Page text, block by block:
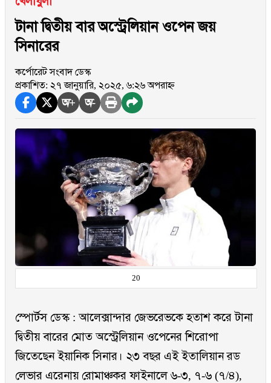
টানা দ্বিতীয় বার অস্ট্রেলিয়ান ওপেন জয়
সিনারের
কর্পোরেট সংবাদ ডেস্ক
প্রকাশিত: ২৭ জানুয়ারি, ২০২৫, ৬:২৬ অপরাহ্ন
অ+ অ-
20
স্পোর্টস ডেস্ক : আলেক্সান্দার জেভরেভকে হতাশ করে টানা
দ্বিতীয় বারের মোত অস্ট্রেলিয়ান ওপেনের শিরোপা
জিতেছেন ইয়ানিক সিনার। ২৩ বছর এই ইতালিয়ান রড
লেভার এরেনায় রোমাঞ্চকর ফাইনালে ৬-৩, ৭-৬ (৭/৪),